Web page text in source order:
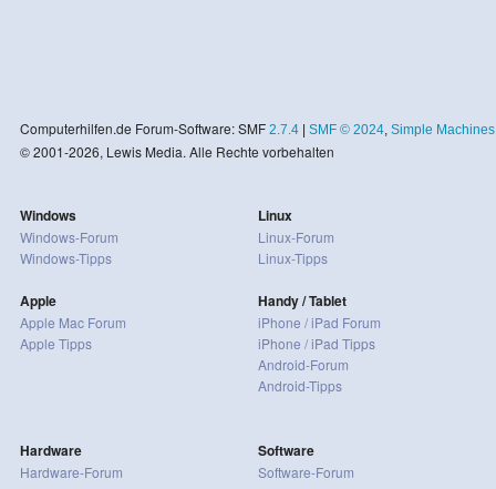
Computerhilfen.de Forum-Software: SMF 2.7.4| SMF © 2024, Simple Machines
© 2001-2026, Lewis Media. Alle Rechte vorbehalten
Windows
Windows-Forum
Windows-Tipps
Apple
Apple Mac Forum
Apple Tipps
Linux
Linux-Forum
Linux-Tipps
Handy / Tablet
iPhone / iPad Forum
iPhone / iPad Tipps
Android-Forum
Android-Tipps
Hardware
Hardware-Forum
Software
Software-Forum